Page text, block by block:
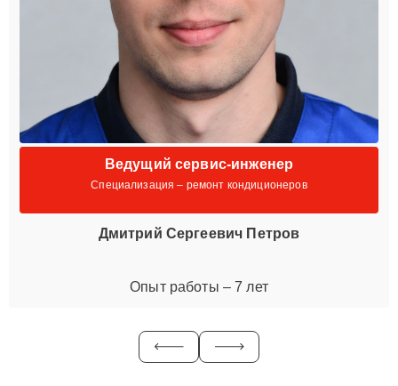
Ведущий сервис-инженер
Специализация – ремонт кондиционеров
Дмитрий Сергеевич Петров
Опыт работы – 7 лет